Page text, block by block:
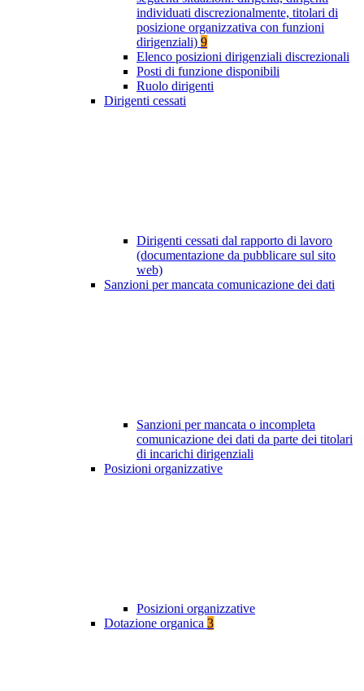
individuati discrezionalmente, titolari di
posizione organizzativa con funzioni
dirigenziali) 9
Elenco posizioni dirigenziali discrezionali
Posti di funzione disponibili
Ruolo dirigenti
Dirigenti cessati
Dirigenti cessati dal rapporto di lavoro
(documentazione da pubblicare sul sito
web)
Sanzioni per mancata comunicazione dei dati
Sanzioni per mancata o incompleta
comunicazione dei dati da parte dei titolari
di incarichi dirigenziali
Posizioni organizzative
Posizioni organizzative
Dotazione organica 3